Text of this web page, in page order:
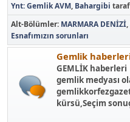
Ynt: Gemlik AVM, Bahargibi
Alt-Bölümler MARMARA DENİZİ
Esnafımızın sorunları
Gemlik
GEMLİK haberleri
gemlik medyası
kürsü,Seçim